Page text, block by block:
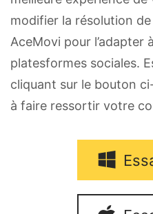
modifier la résolution
AceMovi pour l’adapter
platesformes sociales.
cliquant sur le bouton
à faire ressortir votre